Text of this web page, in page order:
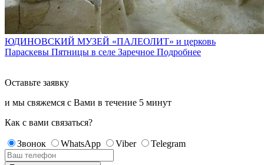
ЮДИНОВСКИЙ МУЗЕЙ «ПАЛЕОЛИТ» и церковь
Параскевы Пятницы в селе Заречное Подробнее
Оставьте заявку
и мы свяжемся с Вами в течение 5 минут
Как с вами связаться?
Звонок WhatsApp Viber Telegram